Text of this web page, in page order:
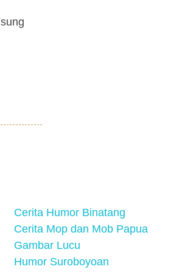
Cerita Humor Binatang
Cerita Mop dan Mob Papua
Gambar Lucu
Humor Suroboyoan